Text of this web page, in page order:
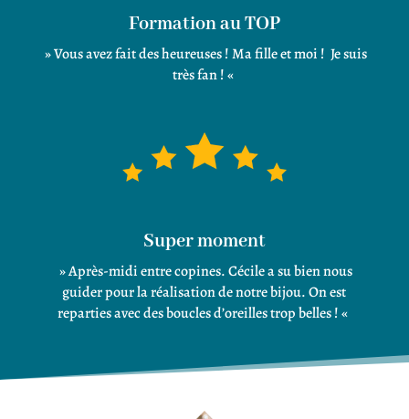
Formation au TOP
» Vous avez fait des heureuses ! Ma fille et moi ! Je suis
très fan ! «
Super moment
» Après-midi entre copines. Cécile a su bien nous
guider pour la réalisation de notre bijou. On est
reparties avec des boucles d’oreilles trop belles ! «